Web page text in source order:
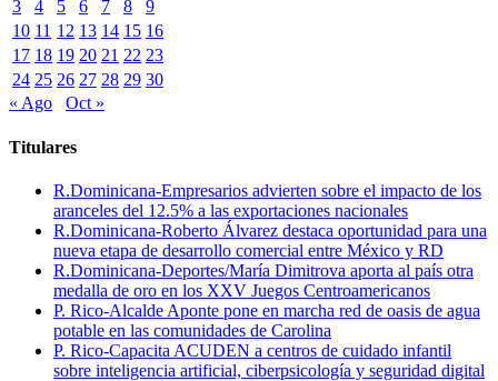
3
4 5 6 7 8
9
10 11 12 13 14 15 16
17 18 19 20 21 22 23
24 25 26 27 28 29 30
« Ago
Oct »
Titulares
R.Dominicana-Empresarios advierten sobre el impacto de los
aranceles del 12.5% a las exportaciones nacionales
R.Dominicana-Roberto Álvarez destaca oportunidad para una
nueva etapa de desarrollo comercial entre México y RD
R.Dominicana-Deportes/María Dimitrova aporta al país otra
medalla de oro en los XXV Juegos Centroamericanos
P. Rico-Alcalde Aponte pone en marcha red de oasis de agua
potable en las comunidades de Carolina
P. Rico-Capacita ACUDEN a centros de cuidado infantil
sobre inteligencia artificial, ciberpsicología y seguridad digital